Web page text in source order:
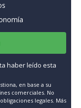
haber leído esta
en base a su
comerciales. No
legales. Más